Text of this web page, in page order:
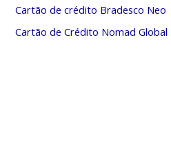
Cartão de crédito Bradesco Neo
Cartão de Crédito Nomad Global